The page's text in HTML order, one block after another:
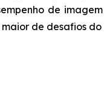
de
de desafios do